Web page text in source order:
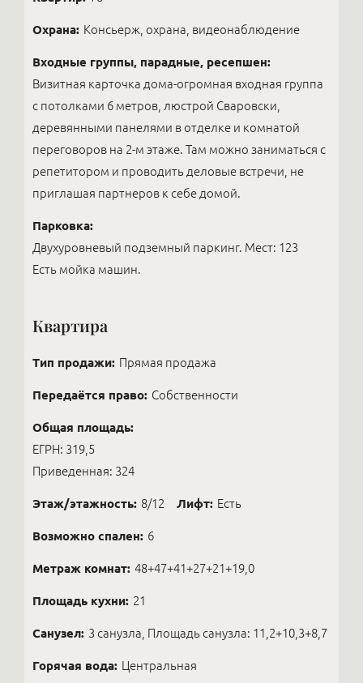
Охрана: Консьерж, охрана, видеонаблюдение
Входные группы, парадные, ресепшен:
Визитная карточка дома-огромная входная группа
с потолками 6 метров, люстрой Сваровски,
деревянными панелями в отделке и комнатой
переговоров на 2-м этаже. Там можно заниматься с
репетитором и проводить деловые встречи, не
приглашая партнеров к себе домой.
Парковка:
Двухуровневый подземный паркинг. Мест: 123
Есть мойка машин.
Квартира
Тип продажи: Прямая продажа
Передаётся право: Собственности
Общая площадь:
ЕГРН: 319,5
Приведенная: 324
Этаж/этажность: 8/12 Лифт: Есть
Возможно спален: 6
Метраж комнат: 48+47+41+27+21+19,0
Площадь кухни: 21
Санузел: 3 санузла, Площадь санузла: 11,2+10,3+8,7
Горячая вода: Центральная